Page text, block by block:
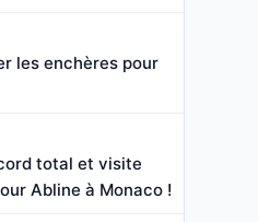
les enchères pour
total et visite
Abline à Monaco !